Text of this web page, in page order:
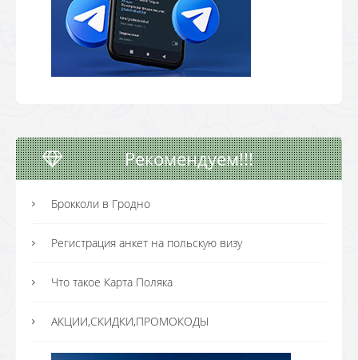
Рекомендуем!!!
Брокколи в Гродно
Регистрация анкет на польскую визу
Что такое Карта Поляка
АКЦИИ,СКИДКИ,ПРОМОКОДЫ